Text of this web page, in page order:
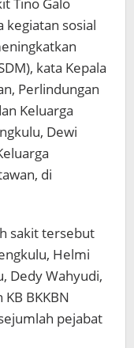
kegiatan sosial
kata Kepala
Perlindungan
Keluarga
Dewi
di
sakit tersebut
Helmi
Dedy Wahyudi,
BKKBN
pejabat